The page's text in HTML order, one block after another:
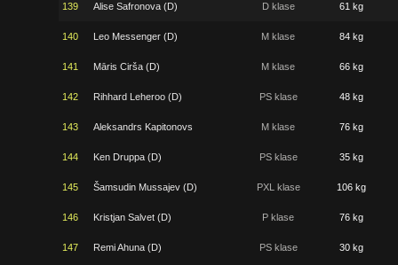
139 Alise Safronova (D) D klase 61 kg
140 Leo Messenger (D) M klase 84 kg
141 Māris Cirša (D) M klase 66 kg
142 Rihhard Leheroo (D) PS klase 48 kg
143 Aleksandrs Kapitonovs M klase 76 kg
144 Ken Druppa (D) PS klase 35 kg
145 Šamsudin Mussajev (D) PXL klase 106 kg
146 Kristjan Salvet (D) P klase 76 kg
147 Remi Ahuna (D) PS klase 30 kg